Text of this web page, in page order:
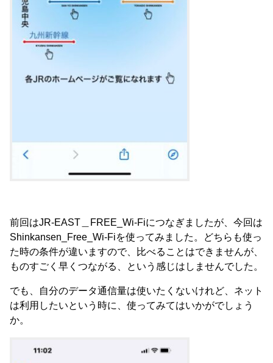
前回はJR-EAST＿FREE_Wi-Fiにつなぎましたが、今回は
Shinkansen_Free_Wi-Fiを使ってみました。どちらも使っ
た時の条件が違いますので、比べることはできませんが、
ものすごく早くつながる、という感じはしませんでした。
でも、自分のデータ通信量は使いたくないけれど、ネット
は利用したいという時に、使ってみてはいかがでしょう
か。